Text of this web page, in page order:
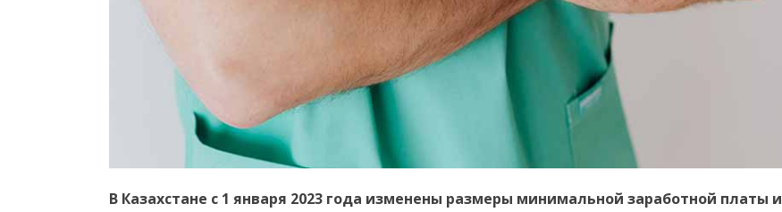
В Казахстане с 1 января 2023 года изменены размеры минимальной заработной платы и